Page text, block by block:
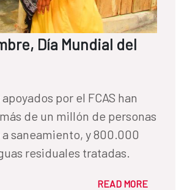
Día Mundial del
por el FCAS han
de un millón de personas
saneamiento, y 800.000
residuales tratadas.
READ MORE